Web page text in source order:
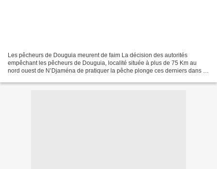
Les pêcheurs de Douguia meurent de faim La décision des autorités
empêchant les pêcheurs de Douguia, localité située à plus de 75 Km au
nord ouest de N’Djaména de pratiquer la pêche plonge ces derniers dans la